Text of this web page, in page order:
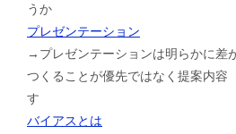
うか
プレゼンテーション
→プレゼンテーションは明らかに差
つくることが優先ではなく提案内容
す
バイアスとは